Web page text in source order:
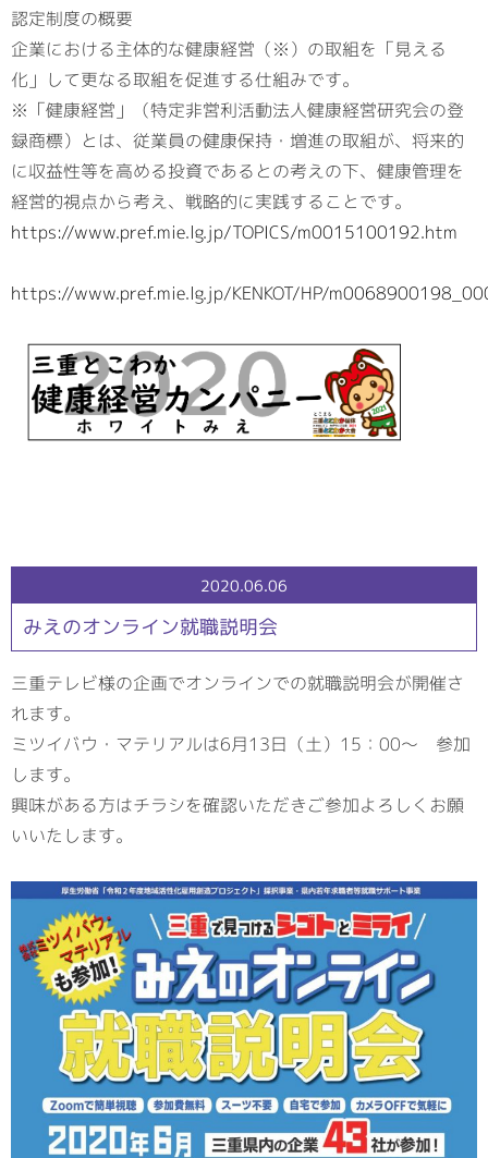
認定制度の概要
企業における主体的な健康経営（※）の取組を「見える
化」して更なる取組を促進する仕組みです。
※「健康経営」（特定非営利活動法人健康経営研究会の登
録商標）とは、従業員の健康保持・増進の取組が、将来的
に収益性等を高める投資であるとの考えの下、健康管理を
経営的視点から考え、戦略的に実践することです。
https://www.pref.mie.lg.jp/TOPICS/m0015100192.htm
https://www.pref.mie.lg.jp/KENKOT/HP/
2020.06.06
みえのオンライン就職説明会
三重テレビ様の企画でオンラインでの就職説明会が開催さ
れます。
ミツイバウ・マテリアルは6月13日（土）15：00～ 参加
します。
興味がある方はチラシを確認いただきご参加よろしくお願
いいたします。